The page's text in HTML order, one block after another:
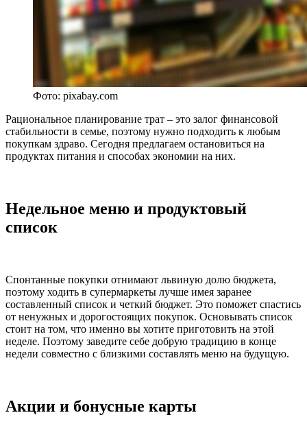
Фото: pixabay.com
Рациональное планирование трат – это залог финансовой
стабильности в семье, поэтому нужно подходить к любым
покупкам здраво. Сегодня предлагаем остановиться на
продуктах питания и способах экономии на них.
Недельное меню и продуктовый
список
Спонтанные покупки отнимают львиную долю бюджета,
поэтому ходить в супермаркеты лучше имея заранее
составленный список и четкий бюджет. Это поможет спастись
от ненужных и дорогостоящих покупок. Основывать список
стоит на том, что именно вы хотите приготовить на этой
неделе. Поэтому заведите себе добрую традицию в конце
недели совместно с близкими составлять меню на будущую.
Акции и бонусные карты